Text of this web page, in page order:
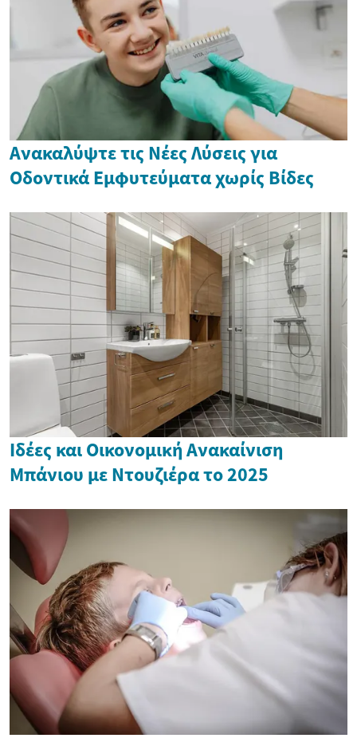
Ανακαλύψτε τις Νέες Λύσεις για
Οδοντικά Εμφυτεύματα χωρίς Βίδες
Ιδέες και Οικονομική Ανακαίνιση
Μπάνιου με Ντουζιέρα το 2025